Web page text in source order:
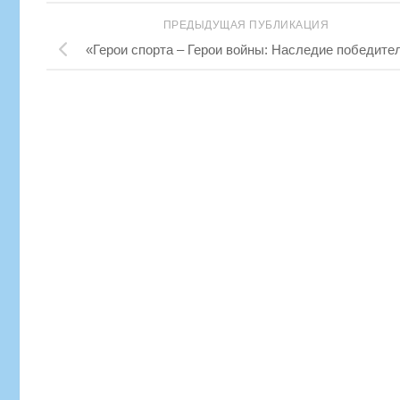
ПРЕДЫДУЩАЯ ПУБЛИКАЦИЯ
«Герои спорта – Герои войны: Наследие